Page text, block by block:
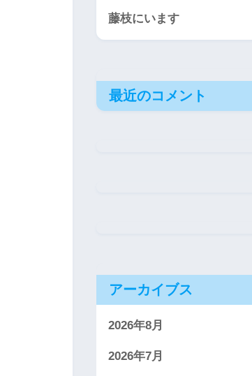
藤枝にいます
最近のコメント
アーカイブス
2026年8月
2026年7月